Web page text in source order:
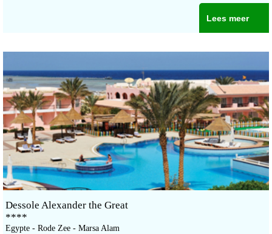
Lees meer
Dessole Alexander the Great
****
Egypte - Rode Zee - Marsa Alam